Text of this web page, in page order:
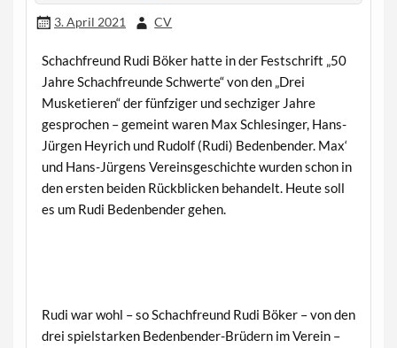
3. April 2021 CV
Schachfreund Rudi Böker hatte in der Festschrift „50
Jahre Schachfreunde Schwerte“ von den „Drei
Musketieren“ der fünfziger und sechziger Jahre
gesprochen – gemeint waren Max Schlesinger, Hans-
Jürgen Heyrich und Rudolf (Rudi) Bedenbender. Max‘
und Hans-Jürgens Vereinsgeschichte wurden schon in
den ersten beiden Rückblicken behandelt. Heute soll
es um Rudi Bedenbender gehen.
Rudi war wohl – so Schachfreund Rudi Böker – von den
drei spielstarken Bedenbender-Brüdern im Verein –